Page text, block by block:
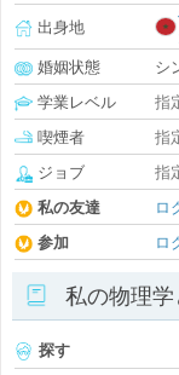
出身地
婚姻状態
シ
学業レベル
指
喫煙者
指
ジョブ
指
私の友達
ロ
参加
ロ
私の物理
探す